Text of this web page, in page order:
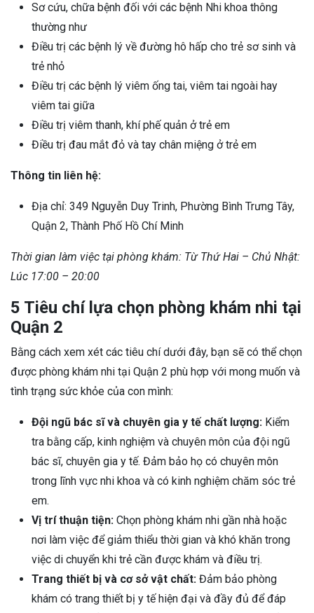
Sơ cứu, chữa bệnh đối với các bệnh Nhi khoa thông
thường như
Điều trị các bệnh lý về đường hô hấp cho trẻ sơ sinh và
trẻ nhỏ
Điều trị các bệnh lý viêm ống tai, viêm tai ngoài hay
viêm tai giữa
Điều trị viêm thanh, khí phế quản ở trẻ em
Điều trị đau mắt đỏ và tay chân miệng ở trẻ em
Thông tin liên hệ:
Địa chỉ: 349 Nguyễn Duy Trinh, Phường Bình Trưng Tây,
Quận 2, Thành Phố Hồ Chí Minh
Thời gian làm việc tại phòng khám: Từ Thứ Hai – Chủ Nhật:
Lúc 17:00 – 20:00
5 Tiêu chí lựa chọn phòng khám nhi tại
Quận 2
Bằng cách xem xét các tiêu chí dưới đây, bạn sẽ có thể chọn
được phòng khám nhi tại Quận 2 phù hợp với mong muốn và
tình trạng sức khỏe của con mình:
Đội ngũ bác sĩ và chuyên gia y tế chất lượng: Kiểm
tra bằng cấp, kinh nghiệm và chuyên môn của đội ngũ
bác sĩ, chuyên gia y tế. Đảm bảo họ có chuyên môn
trong lĩnh vực nhi khoa và có kinh nghiệm chăm sóc trẻ
em.
Vị trí thuận tiện: Chọn phòng khám nhi gần nhà hoặc
nơi làm việc để giảm thiểu thời gian và khó khăn trong
việc di chuyển khi trẻ cần được khám và điều trị.
Trang thiết bị và cơ sở vật chất: Đảm bảo phòng
khám có trang thiết bị y tế hiện đại và đầy đủ để đáp